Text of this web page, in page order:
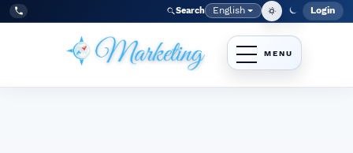
Skip to main navigation menu
Skip to main content
Skip to site footer
Tel:
+998977838464 Search Language
English Login